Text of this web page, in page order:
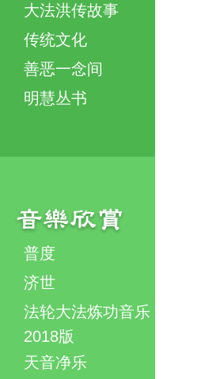
大法洪传故事
传统文化
善恶一念间
明慧丛书
普度
济世
法轮大法炼功音乐
2018版
天音净乐